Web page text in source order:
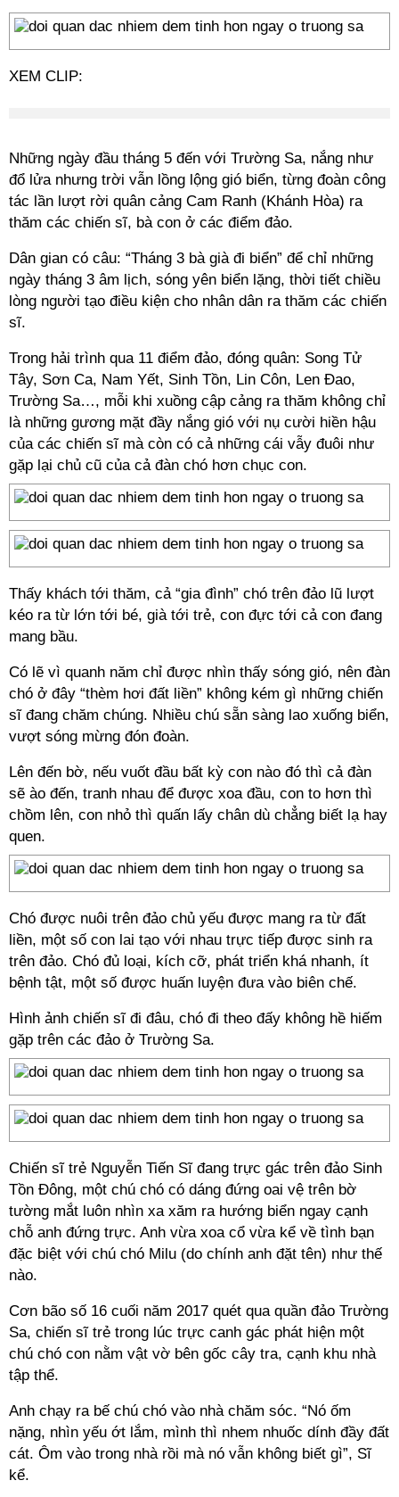
XEM CLIP:
Những ngày đầu tháng 5 đến với Trường Sa, nắng như
đổ lửa nhưng trời vẫn lồng lộng gió biển, từng đoàn công
tác lần lượt rời quân cảng Cam Ranh (Khánh Hòa) ra
thăm các chiến sĩ, bà con ở các điểm đảo.
Dân gian có câu: “Tháng 3 bà già đi biển” để chỉ những
ngày tháng 3 âm lịch, sóng yên biển lặng, thời tiết chiều
lòng người tạo điều kiện cho nhân dân ra thăm các chiến
sĩ.
Trong hải trình qua 11 điểm đảo, đóng quân: Song Tử
Tây, Sơn Ca, Nam Yết, Sinh Tồn, Lin Côn, Len Đao,
Trường Sa…, mỗi khi xuồng cập cảng ra thăm không chỉ
là những gương mặt đầy nắng gió với nụ cười hiền hậu
của các chiến sĩ mà còn có cả những cái vẫy đuôi như
gặp lại chủ cũ của cả đàn chó hơn chục con.
Thấy khách tới thăm, cả “gia đình” chó trên đảo lũ lượt
kéo ra từ lớn tới bé, già tới trẻ, con đực tới cả con đang
mang bầu.
Có lẽ vì quanh năm chỉ được nhìn thấy sóng gió, nên đàn
chó ở đây “thèm hơi đất liền” không kém gì những chiến
sĩ đang chăm chúng. Nhiều chú sẵn sàng lao xuống biển,
vượt sóng mừng đón đoàn.
Lên đến bờ, nếu vuốt đầu bất kỳ con nào đó thì cả đàn
sẽ ào đến, tranh nhau để được xoa đầu, con to hơn thì
chồm lên, con nhỏ thì quấn lấy chân dù chẳng biết lạ hay
quen.
Chó được nuôi trên đảo chủ yếu được mang ra từ đất
liền, một số con lai tạo với nhau trực tiếp được sinh ra
trên đảo. Chó đủ loại, kích cỡ, phát triển khá nhanh, ít
bệnh tật, một số được huấn luyện đưa vào biên chế.
Hình ảnh chiến sĩ đi đâu, chó đi theo đấy không hề hiếm
gặp trên các đảo ở Trường Sa.
Chiến sĩ trẻ Nguyễn Tiến Sĩ đang trực gác trên đảo Sinh
Tồn Đông, một chú chó có dáng đứng oai vệ trên bờ
tường mắt luôn nhìn xa xăm ra hướng biển ngay cạnh
chỗ anh đứng trực. Anh vừa xoa cổ vừa kể về tình bạn
đặc biệt với chú chó Milu (do chính anh đặt tên) như thế
nào.
Cơn bão số 16 cuối năm 2017 quét qua quần đảo Trường
Sa, chiến sĩ trẻ trong lúc trực canh gác phát hiện một
chú chó con nằm vật vờ bên gốc cây tra, cạnh khu nhà
tập thể.
Anh chạy ra bế chú chó vào nhà chăm sóc. “Nó ốm
nặng, nhìn yếu ớt lắm, mình thì nhem nhuốc dính đầy đất
cát. Ôm vào trong nhà rồi mà nó vẫn không biết gì”, Sĩ
kể.